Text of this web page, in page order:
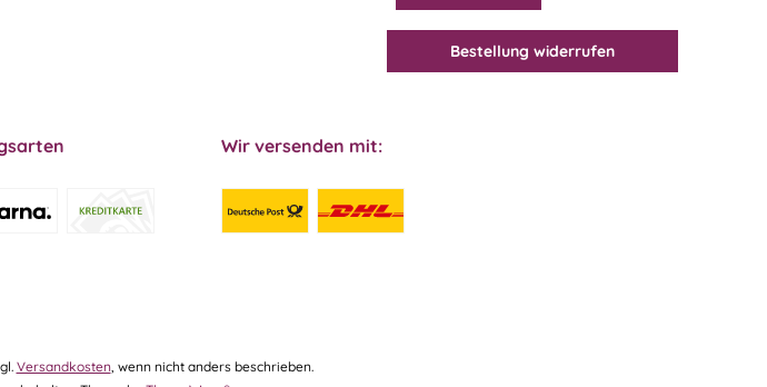
Bestellung widerrufen
Wir versenden mit:
Versandkosten, wenn nicht anders beschrieben.